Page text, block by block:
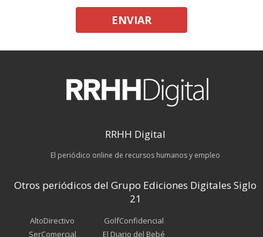
ENVIAR
RRHH Digital
El periódico online de recursos humanos y empleo
Otros periódicos del Grupo Ediciones Digitales Siglo
21
AltoDirectivo
SerComercial
GolfConfidencial
El Diario del Bebé